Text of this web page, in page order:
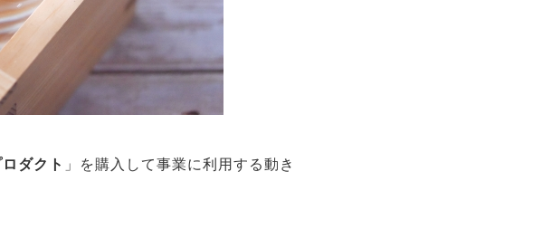
ダクト 」を購入して事業に利用する動き